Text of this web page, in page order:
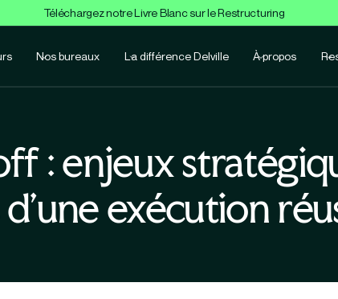
Téléchargez notre Livre Blanc sur le Restructuring
Nos bureaux La différence Delville À propos
: enjeux
exécution